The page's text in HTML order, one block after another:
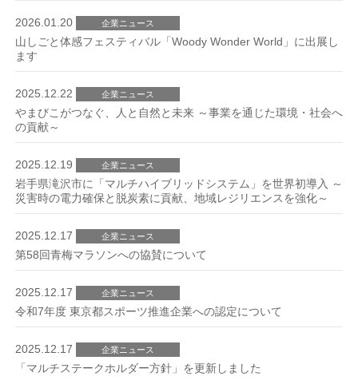
2026.01.20 企業ニュース
山しごと体感フェスティバル「Woody Wonder World」に出展し
ます
2025.12.22 企業ニュース
やまびこがつなぐ、人と自然と未来 ～事業を通じた環境・社会へ
の貢献～
2025.12.19 企業ニュース
岩手県滝沢市に「マルチハイブリッドシステム」を世界初導入 ～
災害時の電力確保と脱炭素に貢献、地域レジリエンスを強化～
2025.12.17 企業ニュース
第58回青梅マラソンへの協賛について
2025.12.17 企業ニュース
令和7年度 東京都スポーツ推進企業への認定について
2025.12.17 企業ニュース
「マルチステークホルダー方針」を更新しました